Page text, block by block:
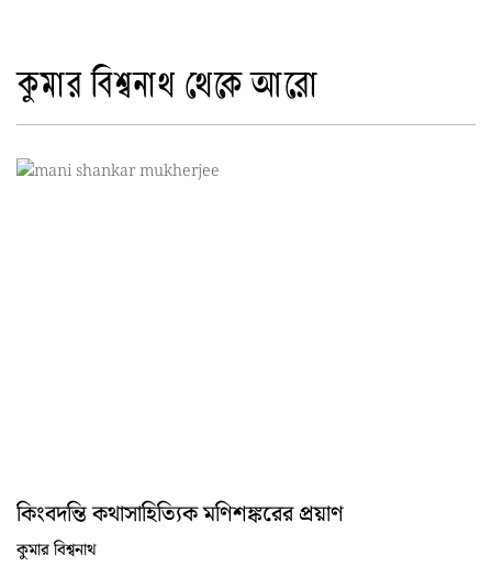
কুমার বিশ্বনাথ থেকে আরো
কিংবদন্তি কথাসাহিত্যিক মণিশঙ্করের প্রয়াণ
কুমার বিশ্বনাথ